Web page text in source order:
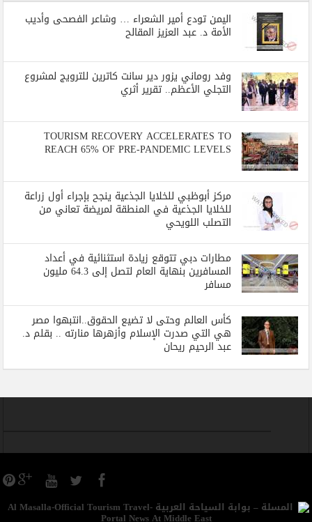
اليمن تودع أمير الشعراء … وشاعر الفصحى وأديب
الأمة د. عبد العزيز المقالح
وفد روماني يزور دير سانت كاترين للترويج لمشروع
التجلي الأعظم.. تقرير أثري
TOURISM RECOVERY ACCELERATES TO
REACH 65% OF PRE-PANDEMIC LEVELS
مركز أبوظبي للخلايا الجذعية ينجح بإجراء أول زراعة
للخلايا الجذعية في المنطقة لمريضة تعاني من
التصلب اللويحي
مطارات دبي تتوقع زيادة استثنائية في أعداد
المسافرين بنهاية العام لتصل إلى 64.3 مليون
مسافر
كأس العالم وحتى لا تضيع الحقوق..انتبهوا مصر
هي التي صدرت الإسلام وأزهرها منارته .. بقلم د.
عبد الرحيم ريحان